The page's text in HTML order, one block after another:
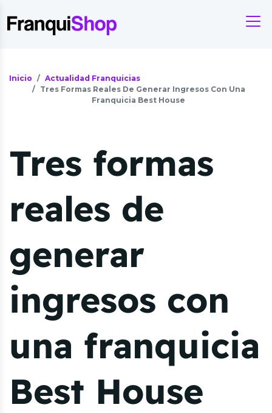
Inicio
Actualidad Franquicias
Tres Formas Reales De Generar Ingresos Con Una
Franquicia Best House
Tres formas
reales de
generar
ingresos con
una franquicia
Best House